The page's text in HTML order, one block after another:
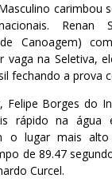
carimbou
Renan
Canoagem)
vaga na Seletiva,
fechando a prova
Felipe Borges do
rápido na água
o lugar mais
de 89.47
Curcel.